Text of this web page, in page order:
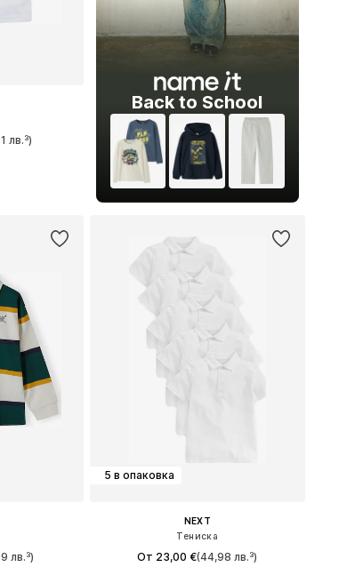
лв.³)
Back to School
лв.³)
5 в опаковка
NEXT
Тениска
От 23,00 €(44,98 лв.³)